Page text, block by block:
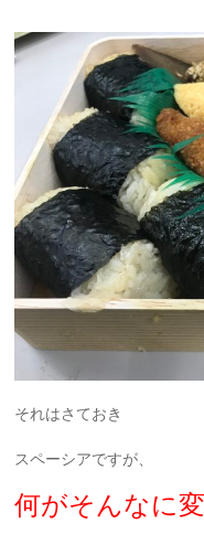
それはさておき
スペーシアですが、
何がそんなに